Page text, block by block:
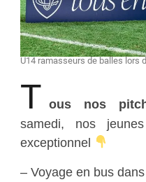
U14 ramasseurs de balles lors
T ous nos
samedi, nos
exceptionnel
– Voyage en bus